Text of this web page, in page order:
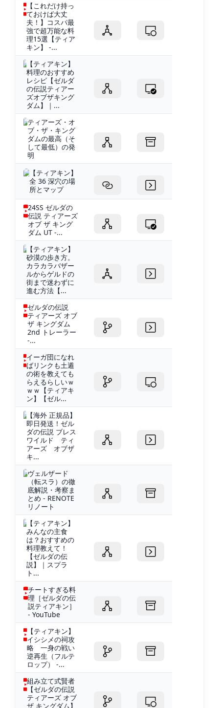
【これだけ持っ
ておけば大丈
夫！】コスパ最
強で超万能な料
理15選【ティア
キン】 -...
【ティアキン】
料理のおすすめ
レシピ【ゼルダ
の伝説ティアー
ズオブザキング
ダム】｜...
ティアーズ・オ
ブ・ザ・キング
ダムの最高（そ
して最低）の発
明
【ティアキン】
全 36 深穴の場
所とマップ
24SS ゼルダの
伝説 ティアーズ
オブ ザ キング
ダム UT -...
【ティアキン】
砂漠の歩き方。
カラカラバザー
ルからゲルドの
街まで迷わずに
進む方法【...
ゼルダの伝説
ティアーズ オブ
ザ キングダム
2nd トレーラー
-...
イーガ団になれ
ばリンクも土遁
の術を教えても
らえるらしいｗ
ｗｗ【ティアキ
ン】【ゼル...
【海外 正規品】
即日発送！ゼル
ダの伝説 ブレス
ワイルド ティ
アーズ オブザ
キ...
ヴェルザード
（転スラ）の徹
底解説・考察ま
とめ - RENOTE
リノート
【ティアキン】
みんなの主食
は？おすすめの
料理教えて！
【ゼルダの伝
説】｜スプラ
ト...
チートすぎる料
理［ゼルダの伝
説ティアキン］
- YouTube
【ティアキン】
イシシメの祠攻
略 一身の戦い
逆再生（フルテ
ロップ） -...
組み立て式賢者
【ゼルダの伝説
ティアーズ オブ
ザ キングダム】